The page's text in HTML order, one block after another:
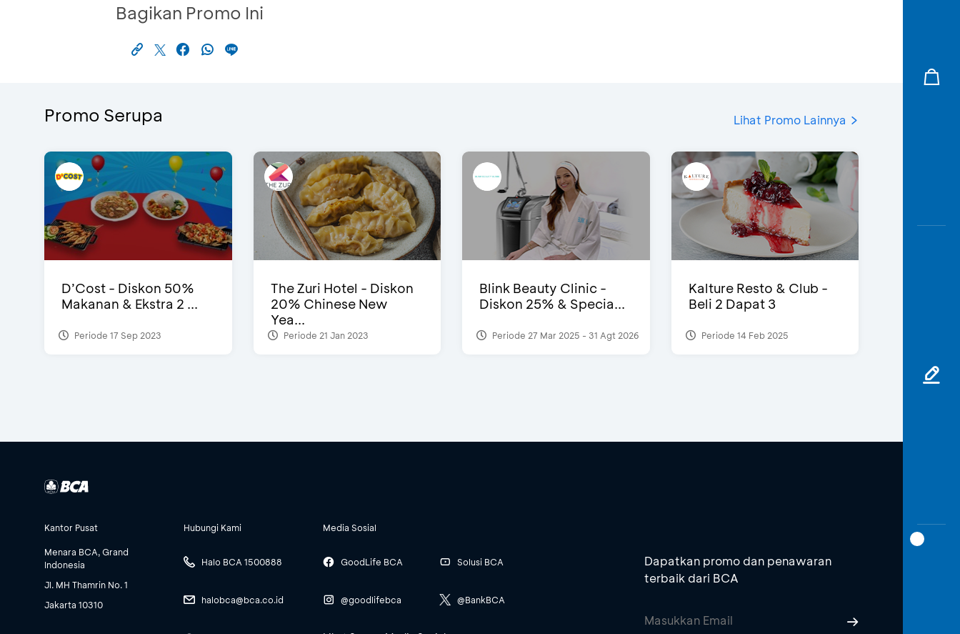
Bagikan Promo Ini
Promo Serupa Lihat Promo Lainnya
D’Cost - Diskon 50%
Makanan & Ekstra 2 ...
Periode 17 Sep 2023
The Zuri Hotel - Diskon
20% Chinese New
Yea...
Periode 21 Jan 2023
Blink Beauty Clinic -
Diskon 25% & Specia...
Periode 27 Mar 2025 - 31 Agt 2026
Kalture Resto & Club -
Beli 2 Dapat 3
Periode 14 Feb 2025
Kantor Pusat
Menara BCA, Grand
Indonesia
Jl. MH Thamrin No. 1
Jakarta 10310
Hubungi Kami
Halo BCA 1500888
halobca@bca.co.id
Media Sosial
GoodLife BCA
@goodlifebca
Solusi BCA
@BankBCA
Dapatkan promo dan penawaran
terbaik dari BCA